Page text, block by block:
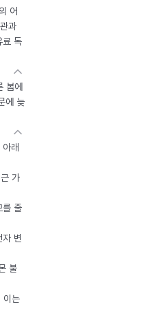
어
과
료 독
봄에
에 늦
래
가
를 줄
변
불
이는